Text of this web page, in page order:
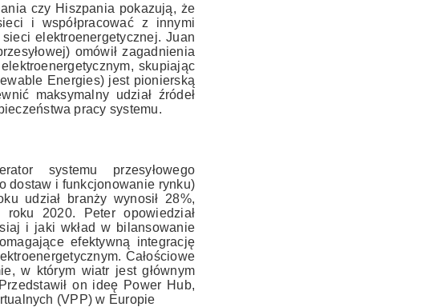
czy Hiszpania pokazują, że
i współpracować z innymi
elektroenergetycznej. Juan
omówił zagadnienia
skupiając
Energies) jest pionierską
maksymalny udział źródeł
pracy systemu.
systemu przesyłowego
dostaw i funkcjonowanie rynku)
udział branży wynosił 28%,
2020. Peter opowiedział
i jaki wkład w bilansowanie
efektywną integrację
Całościowe
w którym wiatr jest głównym
on ideę Power Hub,
(VPP) w Europie